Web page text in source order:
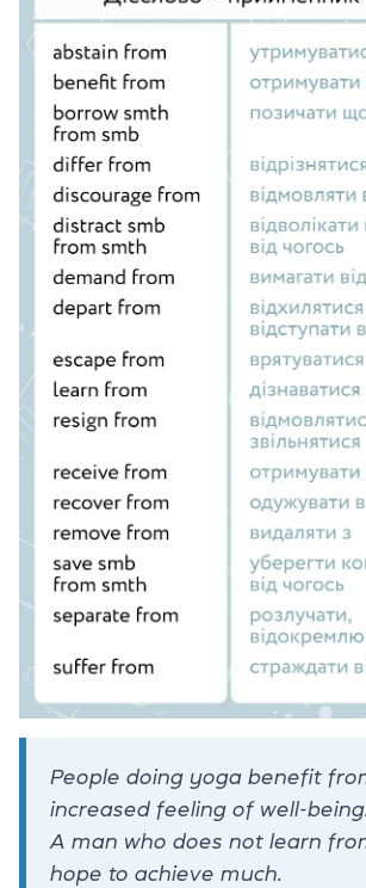
People doing yoga benefit
increased feeling of well-being.
A man who does not learn
hope to achieve much.